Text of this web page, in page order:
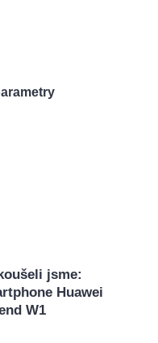
jsme:
Huawei
W1